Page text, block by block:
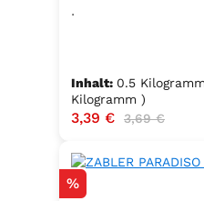
.
Inhalt: 0.5
Kilogramm )
Verkaufspreis:
3,39 € Regulärer Preis:
3,69 €
Rabatt
%